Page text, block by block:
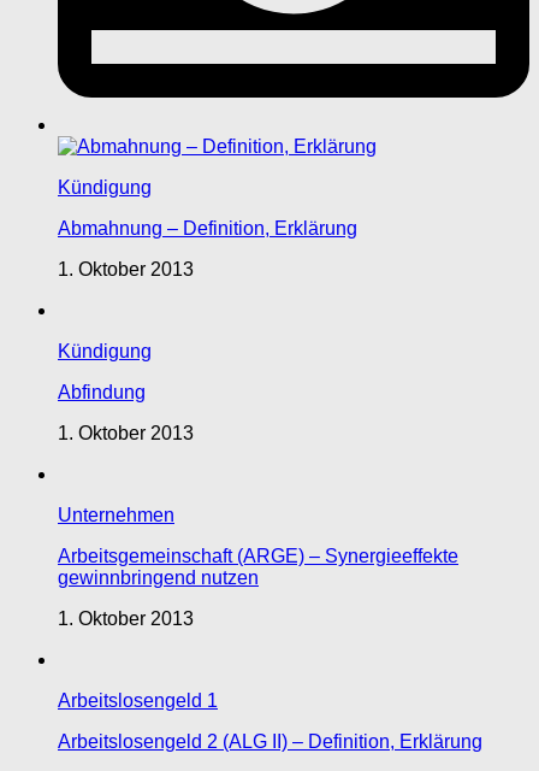
Kündigung
Abmahnung – Definition, Erklärung
1. Oktober 2013
Kündigung
Abfindung
1. Oktober 2013
Unternehmen
Arbeitsgemeinschaft (ARGE) – Synergieeffekte
gewinnbringend nutzen
1. Oktober 2013
Arbeitslosengeld 1
Arbeitslosengeld 2 (ALG II) – Definition, Erklärung